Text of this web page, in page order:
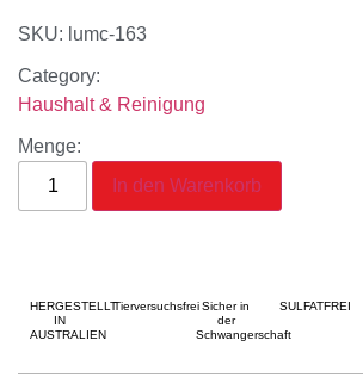
SKU: lumc-163
Category:
Haushalt & Reinigung
Menge:
In den Warenkorb
HERGESTELLT
IN
AUSTRALIEN
Tierversuchsfrei Sicher in
der
Schwangerschaft
SULFATFREI